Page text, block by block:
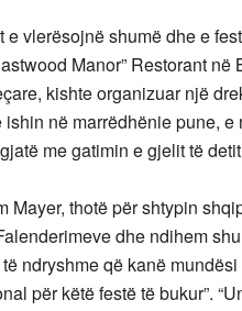
vlerësojnë shumë dhe e
Manor” Restorant
kishte organizuar një
në marrëdhënie pune,
me gatimin e gjelit të
thotë për shtypin
dhe ndihem
ndryshme që kanë
për këtë festë të bukur”.